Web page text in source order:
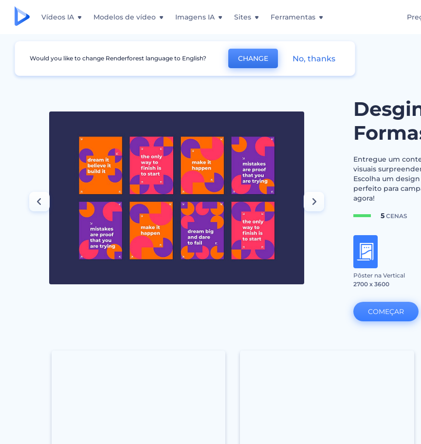
Vídeos IA Modelos de vídeo Imagens IA Sites Ferramentas
Design Gráfico Pôsteres Desgins de Citação com Formas Irregulares
Entregue um
visuais
Escolha um
perfeito para
agora!
5CENAS
Pôster na Vertical
2700 x 3600
COMEÇAR
Would you like to change Renderforest language to English? CHANGE No, thanks